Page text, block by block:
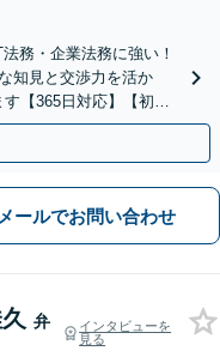
務・企業法務に強い！
知見と交渉力を活か
【365日対応】【初回
メールでお問い合わせ
弁
インタビューを
見る